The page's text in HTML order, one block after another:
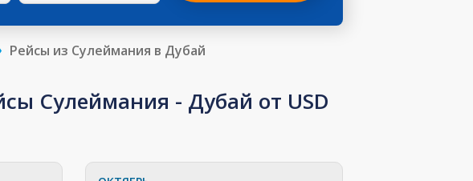
Рейсы из Сулеймания в Дубай
Сулеймания - Дубай от USD